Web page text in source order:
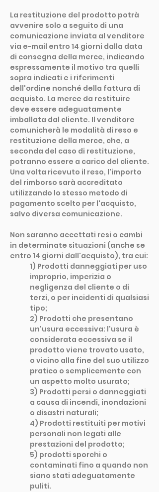
La restituzione del prodotto potrà
avvenire solo a seguito di una
comunicazione inviata al venditore
via e-mail entro 14 giorni dalla data
di consegna della merce, indicando
espressamente il motivo tra quelli
sopra indicati e i riferimenti
dell'ordine nonché della fattura di
acquisto. La merce da restituire
deve essere adeguatamente
imballata dal cliente. Il venditore
comunicherà le modalità di reso e
restituzione della merce, che, a
seconda del caso di restituzione,
potranno essere a carico del cliente.
Una volta ricevuto il reso, l'importo
del rimborso sarà accreditato
utilizzando lo stesso metodo di
pagamento scelto per l'acquisto,
salvo diversa comunicazione.
Non saranno accettati resi o cambi
in determinate situazioni (anche se
entro 14 giorni dall'acquisto), tra cui:
1) Prodotti danneggiati per uso
improprio, imperizia o
negligenza del cliente o di
terzi, o per incidenti di qualsiasi
tipo;
2) Prodotti che presentano
un'usura eccessiva: l'usura è
considerata eccessiva se il
prodotto viene trovato usato,
o vicino alla fine del suo utilizzo
pratico o semplicemente con
un aspetto molto usurato;
3) Prodotti persi o danneggiati
a causa di incendi, inondazioni
o disastri naturali;
4) Prodotti restituiti per motivi
personali non legati alle
prestazioni del prodotto;
5) prodotti sporchi o
contaminati fino a quando non
siano stati adeguatamente
puliti.